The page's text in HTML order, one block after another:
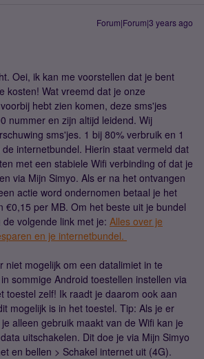
Forum|Forum|3 years ago
Oei, ik kan me voorstellen dat je bent
kosten! Wat vreemd dat je onze
hebt zien komen, deze sms'jes
nummer en zijn altijd leidend. Wij
sms'jes. 1 bij 80% verbruik en 1
internetbundel. Hierin staat vermeld dat
met een stabiele Wifi verbinding of dat je
via Mijn Simyo. Als er na het ontvangen
actie word ondernomen betaal je het
€0,15 per MB. Om het beste uit je bundel
volgende link met je: Alles over je
en je internetbundel.
niet mogelijk om een datalimiet in te
sommige Android toestellen instellen via
toestel zelf! Ik raadt je daarom ook aan
mogelijk is in het toestel. Tip: Als je er
alleen gebruik maakt van de Wifi kan je
uitschakelen. Dit doe je via Mijn Simyo
en bellen > Schakel internet uit (4G).